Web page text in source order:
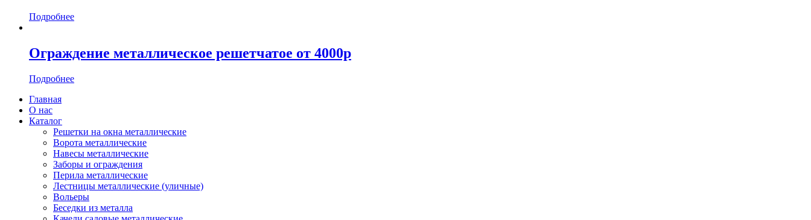
Подробнее
Ограждение металлическое решетчатое от 4000р
Подробнее
Главная
О нас
Каталог
Решетки на окна металлические
Ворота металлические
Навесы металлические
Заборы и ограждения
Перила металлические
Лестницы металлические (уличные)
Вольеры
Беседки из металла